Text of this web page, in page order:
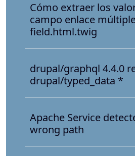
Cómo extraer los
campo enlace
field.html.twig
drupal/graphql 4.4.0
drupal/typed_data *
Apache Service
wrong path